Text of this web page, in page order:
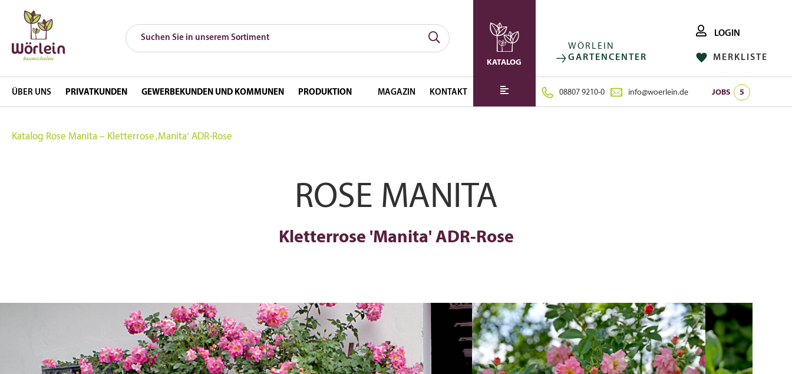
KATALOG
ÜBER UNS PRIVATKUNDEN GEWERBEKUNDEN UND KOMMUNEN PRODUKTION MAGAZIN KONTAKT
WÖRLEIN
GARTENCENTER
LOGIN
MERKLISTE
08807 9210-0 info@woerlein.de JOBS 5
FOLGE UNS AUF: INSTAGRAM FACEBOOK
Katalog Rose Manita – Kletterrose ‚Manita‘ ADR-Rose
ROSE MANITA
Kletterrose 'Manita' ADR-Rose